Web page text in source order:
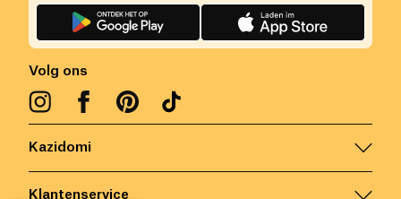
Kazidomi
Klantenservice
Volg ons